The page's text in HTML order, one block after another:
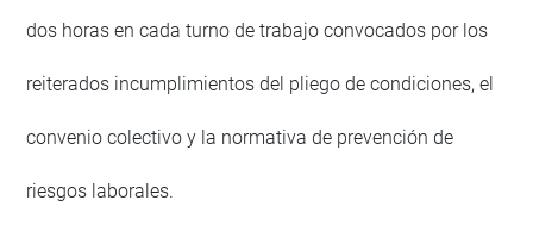
dos horas en cada turno de trabajo convocados por los
reiterados incumplimientos del pliego de condiciones, el
convenio colectivo y la normativa de prevención de
riesgos laborales.